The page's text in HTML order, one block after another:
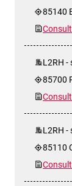
85140
L2RH -
85700
L2RH -
85110